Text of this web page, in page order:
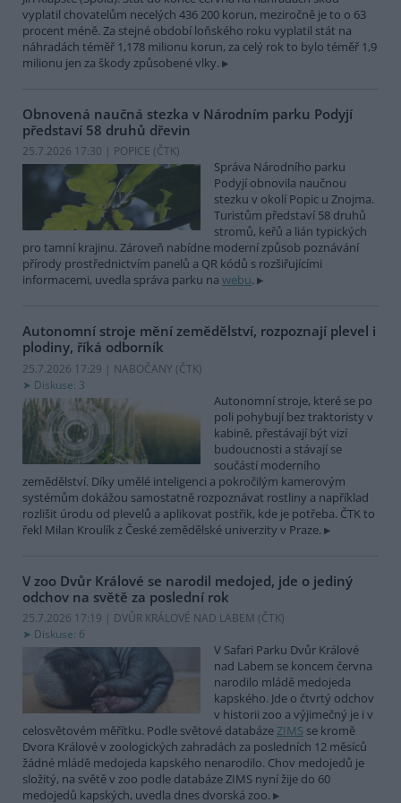
vyplatil chovatelům necelých 436 200 korun, meziročně je to o 63
procent méně. Za stejné období loňského roku vyplatil stát na
náhradách téměř 1,178 milionu korun, za celý rok to bylo téměř 1,9
milionu jen za škody způsobené vlky.
Obnovená naučná stezka v Národním parku Podyjí
představí 58 druhů dřevin
25.7.2026 17:30 | POPICE (ČTK)
Správa Národního parku
Podyjí obnovila naučnou
stezku v okolí Popic u Znojma.
Turistům představí 58 druhů
stromů, keřů a lián typických
pro tamní krajinu. Zároveň nabídne moderní způsob poznávání
přírody prostřednictvím panelů a QR kódů s rozšiřujícími
informacemi, uvedla správa parku na webu.
Autonomní stroje mění zemědělství, rozpoznají plevel i
plodiny, říká odborník
25.7.2026 17:29 | NABOČANY (ČTK)
Diskuse: 3
Autonomní stroje, které se po
poli pohybují bez traktoristy v
kabině, přestávají být vizí
budoucnosti a stávají se
součástí moderního
zemědělství. Díky umělé inteligenci a pokročilým kamerovým
systémům dokážou samostatně rozpoznávat rostliny a například
rozlišit úrodu od plevelů a aplikovat postřik, kde je potřeba. ČTK to
řekl Milan Kroulík z České zemědělské univerzity v Praze.
V zoo Dvůr Králové se narodil medojed, jde o jediný
odchov na světě za poslední rok
25.7.2026 17:19 | DVŮR KRÁLOVÉ NAD LABEM (ČTK)
Diskuse: 6
V Safari Parku Dvůr Králové
nad Labem se koncem června
narodilo mládě medojeda
kapského. Jde o čtvrtý odchov
v historii zoo a výjimečný je i v
celosvětovém měřítku. Podle světové databázeZIMS se kromě
Dvora Králové v zoologických zahradách za posledních 12 měsíců
žádné mládě medojeda kapského nenarodilo. Chov medojedů je
složitý, na světě v zoo podle databáze ZIMS nyní žije do 60
medojedů kapských, uvedla dnes dvorská zoo.